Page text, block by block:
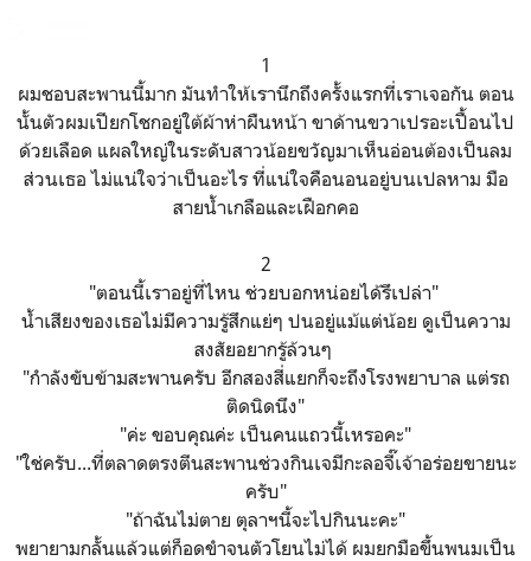
1
ผมชอบสะพานนี้มาก มันทำให้เรานึกถึงครั้งแรกที่เราเจอกัน ตอน
นั้นตัวผมเปียกโชกอยู่ใต้ผ้าห่าผืนหน้า ขาด้านขวาเปรอะเปื้อนไป
ด้วยเลือด แผลใหญ่ในระดับสาวน้อยขวัญมาเห็นอ่อนต้องเป็นลม
ส่วนเธอ ไม่แน่ใจว่าเป็นอะไร ที่แน่ใจคือนอนอยู่บนเปลหาม มือ
สายน้ำเกลือและเฝือกคอ
2
"ตอนนี้เราอยู่ที่ไหน ช่วยบอกหน่อยได้รึเปล่า"
น้ำเสียงของเธอไม่มีความรู้สึกแย่ๆ ปนอยู่แม้แต่น้อย ดูเป็นความ
สงสัยอยากรู้ล้วนๆ
"กำลังขับข้ามสะพานครับ อีกสองสี่แยกก็จะถึงโรงพยาบาล แต่รถ
ติดนิดนึง"
"ค่ะ ขอบคุณค่ะ เป็นคนแถวนี้เหรอคะ"
"ใช่ครับ...ที่ตลาดตรงตีนสะพานช่วงกินเจมีกะลอจี๊เจ้าอร่อยขายนะ
ครับ"
"ถ้าฉันไม่ตาย ตุลาฯนี้จะไปกินนะคะ"
พยายามกลั้นแล้วแต่ก็อดขำจนตัวโยนไม่ได้ ผมยกมือขึ้นพนมเป็น